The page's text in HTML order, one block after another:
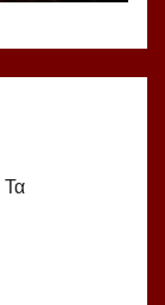
Τα